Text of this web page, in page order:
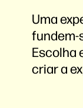
Uma
fundem-
Escolha
criar a